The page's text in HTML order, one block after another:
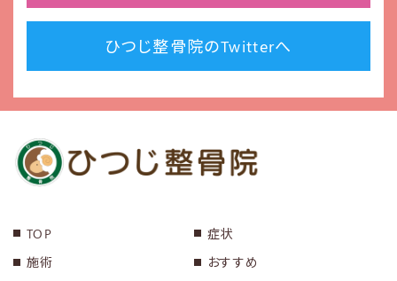
ひつじ整骨院のTwitterへ
TOP
症状
施術
おすすめ